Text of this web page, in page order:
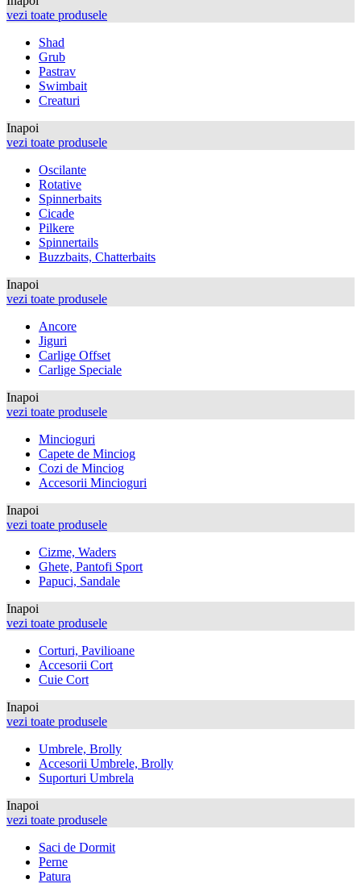
vezi toate produsele
Shad
Grub
Pastrav
Swimbait
Creaturi
Inapoi
vezi toate produsele
Oscilante
Rotative
Spinnerbaits
Cicade
Pilkere
Spinnertails
Buzzbaits, Chatterbaits
Inapoi
vezi toate produsele
Ancore
Jiguri
Carlige Offset
Carlige Speciale
Inapoi
vezi toate produsele
Mincioguri
Capete de Minciog
Cozi de Minciog
Accesorii Mincioguri
Inapoi
vezi toate produsele
Cizme, Waders
Ghete, Pantofi Sport
Papuci, Sandale
Inapoi
vezi toate produsele
Corturi, Pavilioane
Accesorii Cort
Cuie Cort
Inapoi
vezi toate produsele
Umbrele, Brolly
Accesorii Umbrele, Brolly
Suporturi Umbrela
Inapoi
vezi toate produsele
Saci de Dormit
Perne
Patura